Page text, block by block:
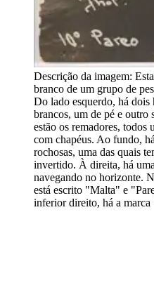
Descrição da imagem:
branco de um grupo de
Do lado esquerdo, há
brancos, um de pé e outro
estão os remadores, todos
com chapéus. Ao fundo,
rochosas, uma das quais
invertido. À direita, há
navegando no horizonte.
está escrito "Malta" e
inferior direito, há a